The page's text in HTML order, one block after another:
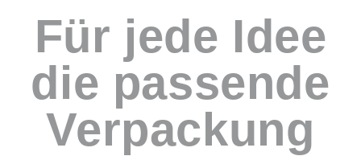
Für jede Idee
die passende
Verpackung